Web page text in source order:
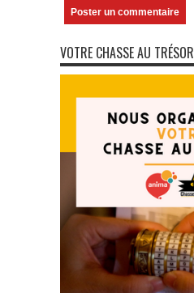
VOTRE CHASSE AU TRÉSOR